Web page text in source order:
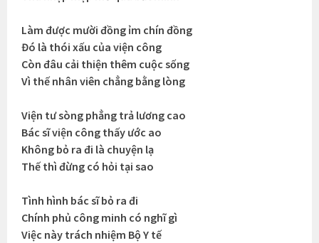
Làm được mười đồng ỉm chín đồng
Đó là thói xấu của viện công
Còn đâu cải thiện thêm cuộc sống
Vì thế nhân viên chẳng bằng lòng
Viện tư sòng phẳng trả lương cao
Bác sĩ viện công thấy ước ao
Không bỏ ra đi là chuyện lạ
Thế thì đừng có hỏi tại sao
Tình hình bác sĩ bỏ ra đi
Chính phủ công minh có nghĩ gì
Việc này trách nhiệm Bộ Y tế